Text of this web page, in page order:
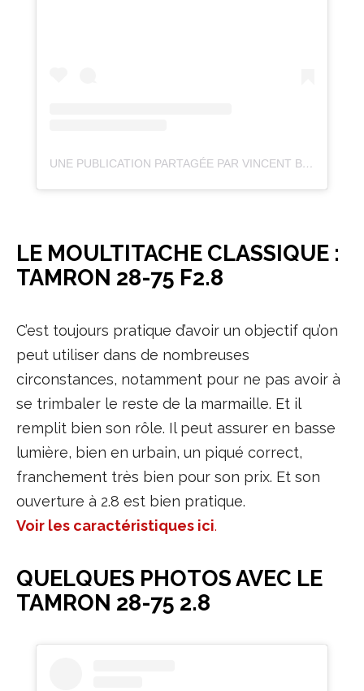
UNE PUBLICATION PARTAGÉE PAR VINCENT BEUDEZ 📷 (@VINCENTVOYAGE)
LE MOULTITACHE CLASSIQUE :
TAMRON 28-75 F2.8
C’est toujours pratique d’avoir un objectif qu’on
peut utiliser dans de nombreuses
circonstances, notamment pour ne pas avoir à
se trimbaler le reste de la marmaille. Et il
remplit bien son rôle. Il peut assurer en basse
lumière, bien en urbain, un piqué correct,
franchement très bien pour son prix. Et son
ouverture à 2.8 est bien pratique.
Voir les caractéristiques ici.
QUELQUES PHOTOS AVEC LE
TAMRON 28-75 2.8